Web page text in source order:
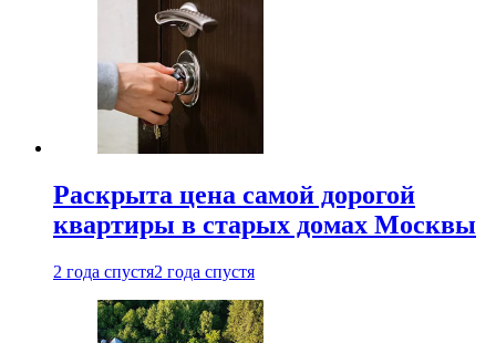
Раскрыта цена самой дорогой
квартиры в старых домах Москвы
2 года спустя2 года спустя